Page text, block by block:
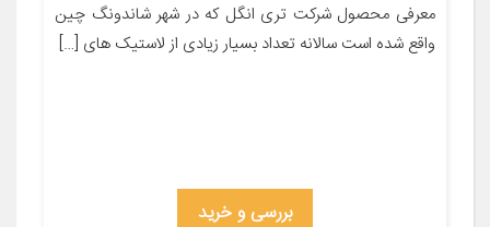
معرفی محصول شرکت تری انگل که در شهر شاندونگ چین
واقع شده است سالانه تعداد بسیار زیادی از لاستیک های […]
بررسی و خرید